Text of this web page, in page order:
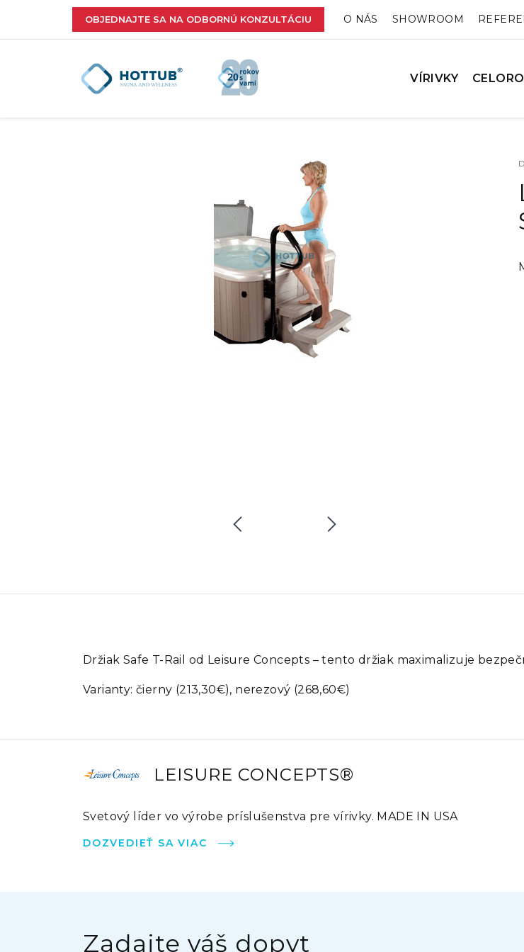
OBJEDNAJTE SA NA ODBORNÚ KONZULTÁCIU O NÁS SHOWROOM
VÍRIVKY
Držiak Safe T-Rail od Leisure Concepts – tento držiak maximalizuje
Varianty: čierny (213,30€), nerezový (268,60€)
LEISURE CONCEPTS®
Svetový líder vo výrobe príslušenstva pre vírivky. MADE IN USA
DOZVEDIEŤ SA VIAC
Zadajte váš dopyt